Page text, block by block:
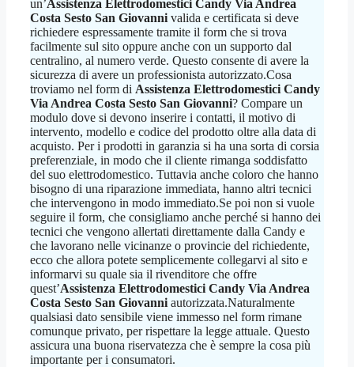
un’Assistenza Elettrodomestici Candy Via Andrea
Costa Sesto San Giovanni valida e certificata si deve
richiedere espressamente tramite il form che si trova
facilmente sul sito oppure anche con un supporto dal
centralino, al numero verde. Questo consente di avere la
sicurezza di avere un professionista autorizzato.Cosa
troviamo nel form di Assistenza Elettrodomestici Candy
Via Andrea Costa Sesto San Giovanni? Compare un
modulo dove si devono inserire i contatti, il motivo di
intervento, modello e codice del prodotto oltre alla data di
acquisto. Per i prodotti in garanzia si ha una sorta di corsia
preferenziale, in modo che il cliente rimanga soddisfatto
del suo elettrodomestico. Tuttavia anche coloro che hanno
bisogno di una riparazione immediata, hanno altri tecnici
che intervengono in modo immediato.Se poi non si vuole
seguire il form, che consigliamo anche perché si hanno dei
tecnici che vengono allertati direttamente dalla Candy e
che lavorano nelle vicinanze o provincie del richiedente,
ecco che allora potete semplicemente collegarvi al sito e
informarvi su quale sia il rivenditore che offre
quest’Assistenza Elettrodomestici Candy Via Andrea
Costa Sesto San Giovanni autorizzata.Naturalmente
qualsiasi dato sensibile viene immesso nel form rimane
comunque privato, per rispettare la legge attuale. Questo
assicura una buona riservatezza che è sempre la cosa più
importante per i consumatori.